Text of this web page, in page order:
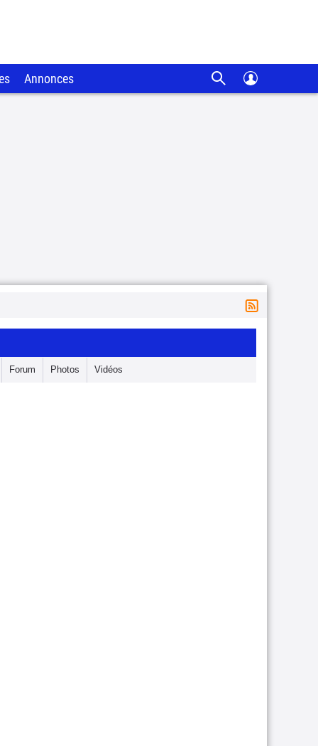
Annonces
Forum Photos Vidéos